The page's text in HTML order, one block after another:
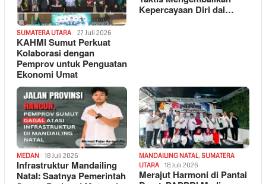
SUMATERA UTARA 27 Juli 2026
KAHMI Sumut Perkuat
Kolaborasi dengan
Pemprov untuk Penguatan
Ekonomi Umat
Kepercayaan Diri dal…
MEDAN 18 Juli 2026
Infrastruktur Mandailing
Natal: Saatnya Pemerintah
MANDAILING NATAL, SUMATERA
UTARA
18 Juli 2026
Merajut Harmoni di Pantai